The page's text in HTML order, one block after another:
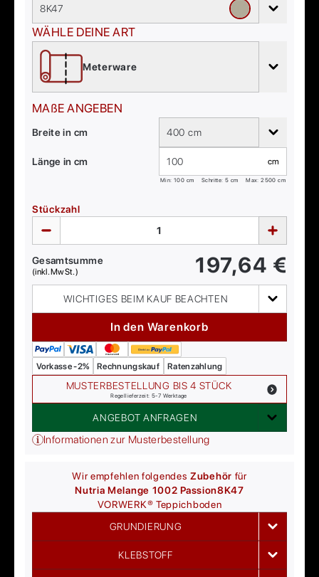
8K47
WÄHLE DEINE ART
Meterware
MAßE ANGEBEN
Breite in cm 400 cm
Länge in cm cm
Min: 100 cm Schritte: 5 cm Max:2500 cm
Stückzahl
Gesamtsumme
(inkl. MwSt.) 197,64 €
WICHTIGES BEIM KAUF BEACHTEN
In den Warenkorb
Vorkasse -2% Rechnungskauf Ratenzahlung
MUSTERBESTELLUNG BIS 4 STÜCK
Regellieferzeit: 5-7 Werktage
ANGEBOT ANFRAGEN
Informationen zur Musterbestellung
Wir empfehlen folgendesZubehör für
Nutria Melange 1002 Passion8K47
VORWERK® Teppichboden
GRUNDIERUNG
KLEBSTOFF